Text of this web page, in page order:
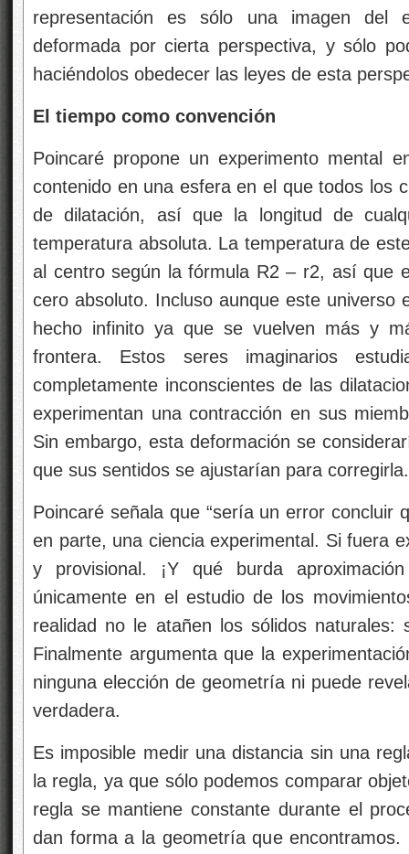
representación es sólo una imagen del
deformada por cierta perspectiva, y sólo
haciéndolos obedecer las leyes de esta
El tiempo como convención
Poincaré propone un experimento mental
contenido en una esfera en el que todos los
de dilatación, así que la longitud de
temperatura absoluta. La temperatura de
al centro según la fórmula R2 – r2, así que
cero absoluto. Incluso aunque este universo
hecho infinito ya que se vuelven más y
frontera. Estos seres imaginarios
completamente inconscientes de las
experimentan una contracción en sus
Sin embargo, esta deformación se
que sus sentidos se ajustarían para corregirla.
Poincaré señala que “sería un error concluir
en parte, una ciencia experimental. Si fuera
y provisional. ¡Y qué burda
únicamente en el estudio de los
realidad no le atañen los sólidos naturales:
Finalmente argumenta que la
ninguna elección de geometría ni puede
verdadera.
Es imposible medir una distancia sin una
la regla, ya que sólo podemos comparar
regla se mantiene constante durante el
dan forma a la geometría que